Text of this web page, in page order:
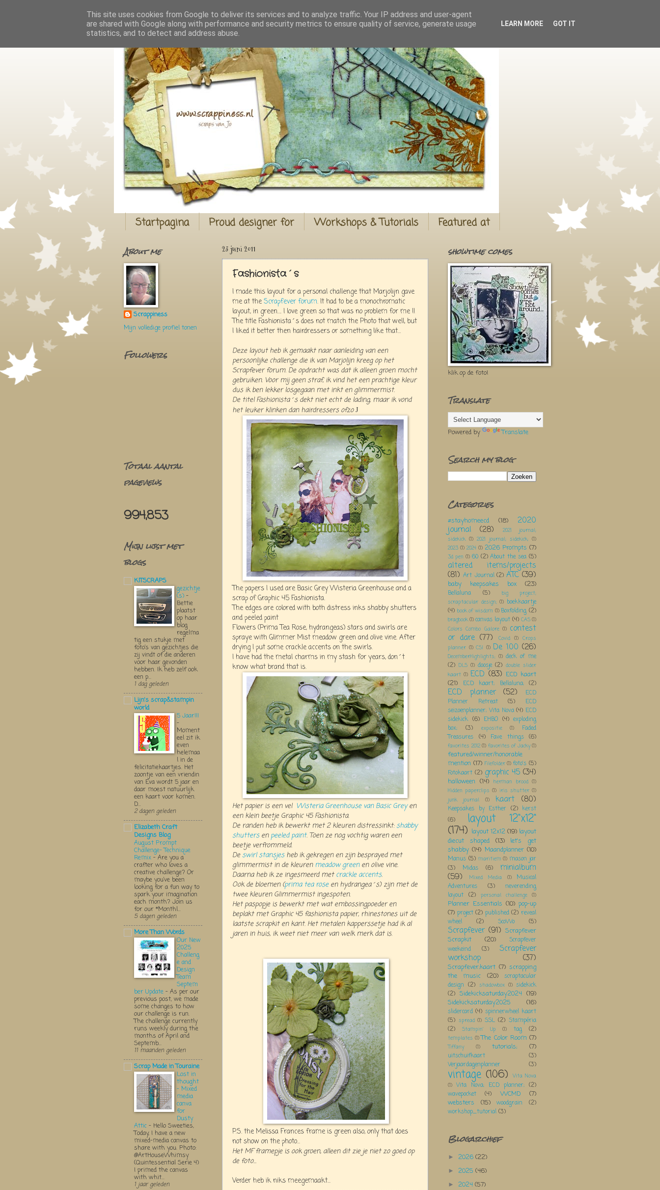
Startpagina Proud designer for Workshops & Tutorials Featured at
23 juni 2011
Fashionista´s
I made this layout for a personal challenge that Marjolijn gave
me at theScrapfever forum.It had to be a monochromatic
layout, in green…. I love green so that was no problem for me !!
The title Fashionista´s does not match the Photo that well, but
I liked it better then hairdressers or something like that…
Deze layout heb ik gemaakt naar aanleiding van een
persoonlijke challenge die ik van Marjolijn kreeg op het
Scrapfever forum. De opdracht was dat ik alleen groen mocht
gebruiken. Voor mij geen straf, ik vind het een prachtige kleur
dus ik ben lekker losgegaan met inkt en glimmermist.
De titel Fashionista´s dekt niet echt de lading, maar ik vond
het leuker klinken dan hairdressers ofzo J
The papers I used are Basic Grey Wisteria Greenhouse and a
scrap of Graphic 45 Fashionista.
The edges are colored with both distress inks shabby shutters
and peeled paint
Flowers (Prima Tea Rose, hydrangeas) stars and swirls are
spraye with Glimmer Mist meadow green and olive vine.After
drying I put some crackle accents on the swirls.
I have had the metal charms in my stash for years, don´t
know what brand that is.
Het papier is een vel Wisteria Greenhouse van Basic Greyen
een klein beetje Graphic 45 Fashionista.
De randen heb ik bewerkt met 2 kleuren distressinkt:shabby
shutters enpeeled paint. Toen ze nog vochtig waren een
beetje verfrommeld.
Deswirl stansjes heb ik gekregen en zijn besprayed met
glimmermist in de kleuren meadow greenen olive vine.
Daarna heb ik ze ingesmeerd metcrackle accents.
Ook de bloemen(prima tea roseen hydrangea´s) zijn met de
twee kleuren Glimmermist ingespoten.
Het paspopje is bewerkt met wat embossingpoeder en
beplakt met Graphic 45 fashionista papier, rhinestones uit de
laatste scrapkit en kant. Het metalen kapperssetje had ik al
jaren in huis, ik weet niet meer van welk merk dat is.
P.S. the Melissa Frances frame is green also, only that does
not show on the photo...
Het MF framepje is ook groen, alleen dit zie je niet zo goed op
de foto...
Verder heb ik niks meegemaakt...
About me
Scrappiness
Mijn volledige profiel tonen
Followers
Totaal aantal
pageviews
994,853
Mijn lijst met
blogs
KITSCRAPS
gezichtje
(s) -
Bettie
plaatst
op haar
blog
regelma
tig een stukje met
foto’s van gezichtjes die
zij vindt of die anderen
voor haar gevonden
hebben. Ik heb zelf ook
een p...
1 dag geleden
Lijn's scrap&stampin
world
5 Jaar!!!
-
Moment
eel zit ik
even
helemaa
l in de
felicitatiekaartjes. Het
zoontje van een vriendin
van Eva wordt 5 jaar en
daar moest natuurlijk
een kaart voor komen.
D...
2 dagen geleden
Elizabeth Craft
Designs Blog
August Prompt
Challenge- Technique
Remix - Are you a
crafter who loves a
creative challenge? Or
maybe you’ve been
looking for a fun way to
spark your imagination
each month? Join us
for our *Monthl...
5 dagen geleden
More Than Words
Our New
2025
Challeng
e and
Design
Team
Septem
ber Update - As per our
previous post, we made
some changes to how
our challenge is run.
The challenge currently
runs weekly during the
months of April and
Septemb...
11 maanden geleden
Scrap Made in Touraine
Lost in
thought
- Mixed
media
canva
for
Dusty
Attic - Hello Sweeties,
Today, I have a new
mixed-media canvas to
share with you. Photo:
@ArtHouseWhimsy
(Quintessential Serie 4)
I primed the canvas
with whit...
1 jaar geleden
showtime comes
klik op de foto!
Translate
Powered by Translate
Search my blog
Categories
#stayhomeecd (18) 2020
journal (28)
2021 journal;
sidekick (1) 2021 journal; sidekick; (1)
2023 (1) 2024 (1) 2026 Prompts (7)
3d pen (1) 60 (2) About the sea (5)
altered items/projects
(81) Art Journal (2) ATC (39)
baby keepsakes box (23)
Bellaluna (5)
big project;
scraptacular design; (1) boekkaartje
(4) book of wisdom (1) Boxfolding (2)
bragbook(1)canvas layout (4) CAS(1)
Colors Combo Galore (1) contest
or dare (77) Covid (1) Crops
planner (1) CSI (1) De 100 (26)
DecemberHighlights; (1) deck of me
(2) DLS (1) doosje (2) double slider
kaart (1) ECD (83) ECD kaart
(21)
ECD kaart; Bellaluna; (2)
ECD planner (52)
ECD
Planner Retreat
(5)
ECD
seizoenplanner; Vita Nova (4) ECD
sidekick (6) EHBO (4) exploding
box;
(3) expositie (1)
Faded
Treasures
(4) Fave things (6)
favorites 2012 (1) favorites of Jacky (1)
featured/winner/honorable
mention (17) Filefolder (1) foto's (5)
Fotokaart (2) graphic 45 (34)
halloween (14) herman brood (1)
Hidden paperclips (1) iris shutter (1)
junk journal
(1) kaart (80)
Keepsakes by Esther (2) kerst
(6)
layout 12"x12"
(174) layout 12x12 (19) layout
diecut shaped
(13)
let's get
shabby (14) Maandplanner (10)
Manus (5) maritiem (1) mason jar
(3)
Midas (6) minialbum
(59) Mixed Media (1)
Musical
Adventures
(3)
neverending
layout (2) personal challenge (1)
Planner Essentials (10) pop-up
(7) project (2) published (2) reveal
wheel
(2) ScoWo (5)
Scrapfever (91) Scrapfever
Scrapkit
(20)
Scrapfever
weekeind
(3) Scrapfever
workshop (37)
Scrapfever;kaart (7) scrapping
the music
(20)
scraptacular
design (2) shadowbox (1) sidekick
(2) Sidekicksaturday2024 (19)
Sidekicksaturday2025
(16)
slidercard (4) spinnerwheel kaart
(5) spread (1) SSL (2) Stampéria
(2)
Stampin' Up (1) tag (2)
templates (1) The Color Room (7)
Tiffany (1) tutorials; (7)
uitschuifkaart
(3)
Verjaardagenplanner
(3)
vintage (106)
Vita Nova
(1) Vita Nova; ECD planner; (2)
wavepocket
(4) WCMD
(7)
websters
(15) woodgrain
(2)
workshop_tutorial (3)
Blogarchief
► 2026 (22)
► 2025 (46)
► 2024 (57)
This site uses cookies from Google to deliver its services and to analyze traffic. Your IP address and user-agent
are shared with Google along with performance and security metrics to ensure quality of service, generate usage
statistics, and to detect and address abuse.
LEARN MORE GOT IT